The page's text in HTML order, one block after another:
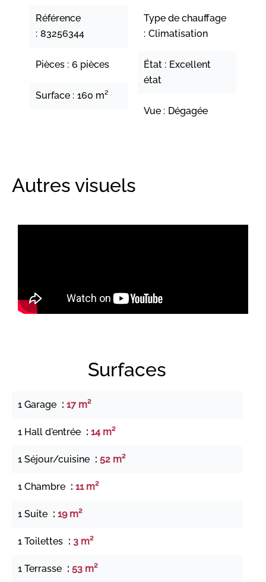
Référence
83256344
Pièces 6 pièces
Surface 160 m²
Type de chauffage
Climatisation
État
Excellent
état
Vue Dégagée
Autres visuels
Surfaces
1 Garage 17 m²
1 Hall d'entrée 14 m²
1 Séjour/cuisine 52 m²
1 Chambre 11 m²
1 Suite 19 m²
1 Toilettes 3 m²
1 Terrasse 53 m²